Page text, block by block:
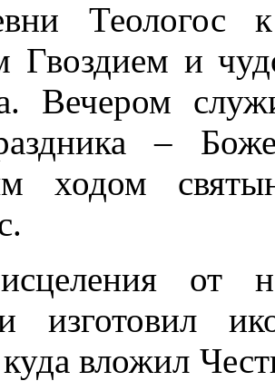
Теологос
Гвоздием и
Вечером
–
ходом
от
изготовил
вложил